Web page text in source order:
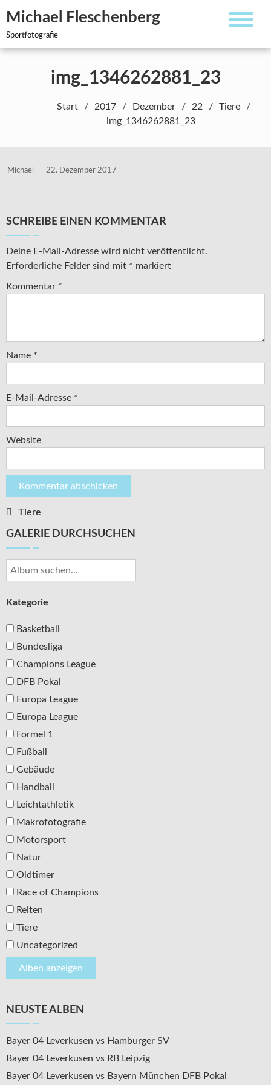
Inhalt
springen
Michael Fleschenberg
Sportfotografie
img_1346262881_23
Start 2017 Dezember 22
Tiere
img_1346262881_23
Michael 22. Dezember 2017
SCHREIBE EINEN KOMMENTAR
Deine E-Mail-Adresse wird nicht veröffentlicht.
Erforderliche Felder sind mit * markiert
Kommentar *
Name *
E-Mail-Adresse *
Website
Tiere
GALERIE DURCHSUCHEN
Kategorie
Basketball
Bundesliga
Champions League
DFB Pokal
Europa League
Europa League
Formel 1
Fußball
Gebäude
Handball
Leichtathletik
Makrofotografie
Motorsport
Natur
Oldtimer
Race of Champions
Reiten
Tiere
Uncategorized
NEUSTE ALBEN
Bayer 04 Leverkusen vs Hamburger SV
Bayer 04 Leverkusen vs RB Leipzig
Bayer 04 Leverkusen vs Bayern München DFB Pokal